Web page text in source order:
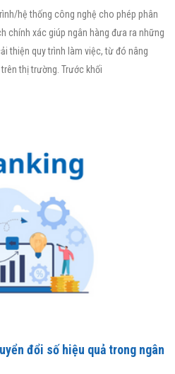
hệ thống công nghệ cho phép phân
chính xác giúp ngân hàng đưa ra những
thiện quy trình làm việc, từ đó nâng
thị trường. Trước khối
đổi số hiệu quả trong ngân